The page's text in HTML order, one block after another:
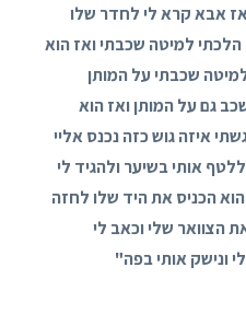
אבא קרא לי לחדר שלו
הלכתי למיטה שכבתי ואז הוא
שכבתי על המותן
גם על המותן ואז הוא
איזה גוש כזה נכנס אליי
אותי בשיער ולהגיד לי
הכניס את היד שלו לחזה
הצוואר שלי וכאב לי
ונישק אותי בפה"